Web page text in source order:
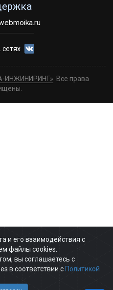
и его взаимодействия с
файлы cookies.
вы соглашаетесь с
в соответствии с Политикой
ИНЖИНИРИНГ» . Все права